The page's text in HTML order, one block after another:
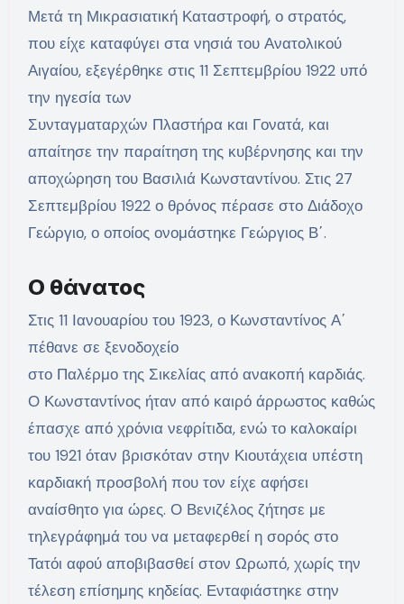
Μετά τη Μικρασιατική Καταστροφή, ο στρατός,
που είχε καταφύγει στα νησιά του Ανατολικού
Αιγαίου, εξεγέρθηκε στις 11 Σεπτεμβρίου 1922 υπό
την ηγεσία των
Συνταγματαρχών Πλαστήρα και Γονατά, και
απαίτησε την παραίτηση της κυβέρνησης και την
αποχώρηση του Βασιλιά Κωνσταντίνου. Στις 27
Σεπτεμβρίου 1922 ο θρόνος πέρασε στο Διάδοχο
Γεώργιο, ο οποίος ονομάστηκε Γεώργιος Β΄.
Ο θάνατος
Στις 11 Ιανουαρίου του 1923, ο Κωνσταντίνος Α΄
πέθανε σε ξενοδοχείο
στο Παλέρμο της Σικελίας από ανακοπή καρδιάς.
Ο Κωνσταντίνος ήταν από καιρό άρρωστος καθώς
έπασχε από χρόνια νεφρίτιδα, ενώ το καλοκαίρι
του 1921 όταν βρισκόταν στην Κιουτάχεια υπέστη
καρδιακή προσβολή που τον είχε αφήσει
αναίσθητο για ώρες. Ο Βενιζέλος ζήτησε με
τηλεγράφημά του να μεταφερθεί η σορός στο
Τατόι αφού αποβιβασθεί στον Ωρωπό, χωρίς την
τέλεση επίσημης κηδείας. Ενταφιάστηκε στην